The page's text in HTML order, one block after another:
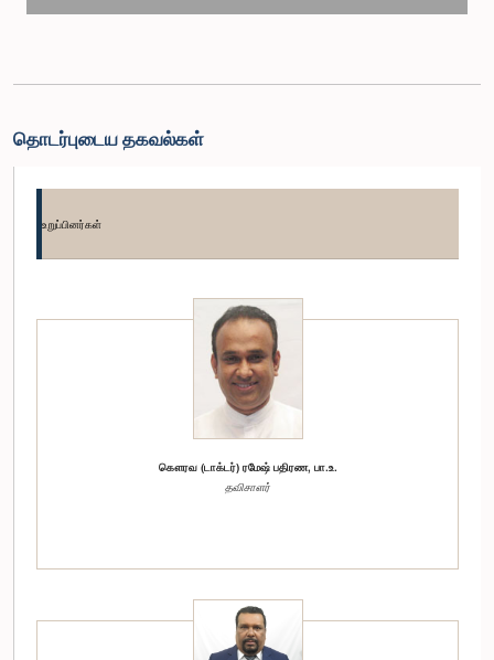
தொடர்புடைய தகவல்கள்
உறுப்பினர்கள்
கௌரவ (டாக்டர்) ரமேஷ் பதிரண, பா.உ.
தவிசாளர்